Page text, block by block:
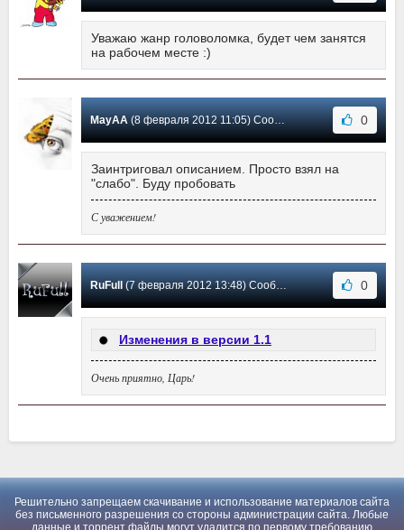
Уважаю жанр головоломка, будет чем занятся
на рабочем месте :)
MayAA(8 февраля 2012 11:05) Сообщение #2 0
Заинтриговал описанием. Просто взял на
"слабо". Буду пробовать
С уважением!
RuFull (7 февраля 2012 13:48) Сообщение #1 0
Изменения в версии 1.1
Очень приятно, Царь!
Решительно запрещаем скачивание и использование материалов сайта
без письменного разрешения со стороны администрации сайта. Любые